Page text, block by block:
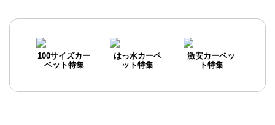
100サイズカー
ペット特集
はっ水カーペ
ット特集
激安カーペッ
ト特集